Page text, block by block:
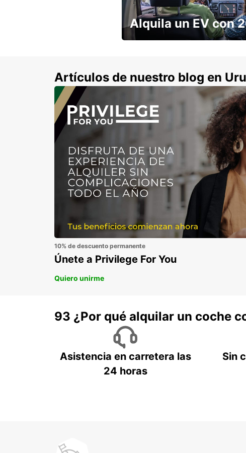
Alquila un EV con
Artículos de nuestro blog en
10% de descuento permanente
Únete a Privilege For You
Quiero unirme
93 ¿Por qué alquilar un coche
Asistencia en carretera las
24 horas
Sin